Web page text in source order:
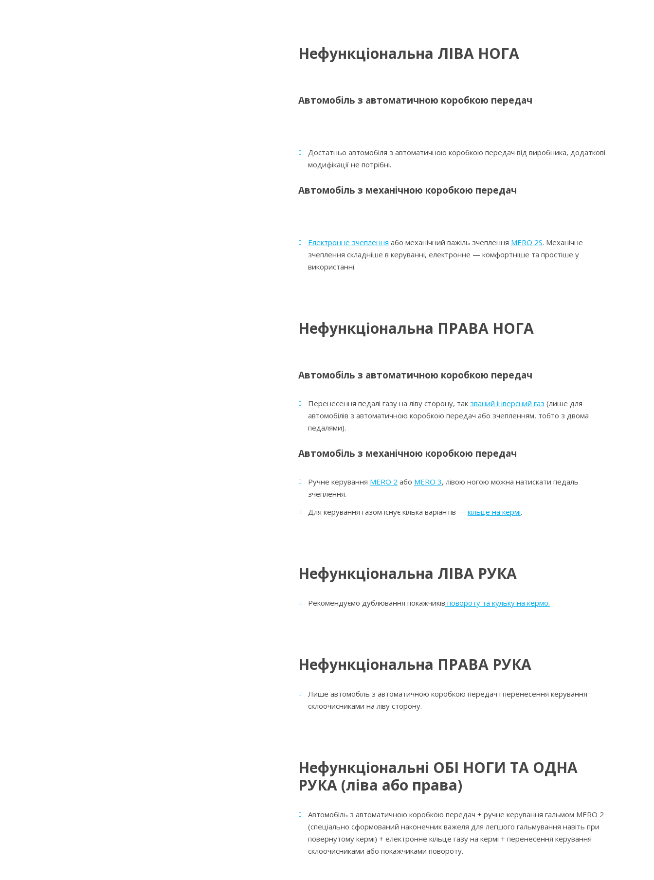
Нефункціональна ЛІВА НОГА
Автомобіль з автоматичною коробкою передач
Достатньо автомобіля з автоматичною коробкою передач від виробника, додаткові
модифікації не потрібні.
Автомобіль з механічною коробкою передач
Електронне зчеплення або механічний важіль зчеплення MERO 2S. Механічне
зчеплення складніше в керуванні, електронне — комфортніше та простіше у
використанні.
Нефункціональна ПРАВА НОГА
Автомобіль з автоматичною коробкою передач
Перенесення педалі газу на ліву сторону, так званий інверсний газ (лише для
автомобілів з автоматичною коробкою передач або зчепленням, тобто з двома
педалями).
Автомобіль з механічною коробкою передач
Ручне керування MERO 2 або MERO 3, лівою ногою можна натискати педаль
зчеплення.
Для керування газом існує кілька варіантів — кільце на кермі.
Нефункціональна ЛІВА РУКА
Рекомендуємо дублювання покажчиків повороту та кульку на кермо.
Нефункціональна ПРАВА РУКА
Лише автомобіль з автоматичною коробкою передач і перенесення керування
склоочисниками на ліву сторону.
Нефункціональні ОБІ НОГИ ТА ОДНА
РУКА (ліва або права)
Автомобіль з автоматичною коробкою передач + ручне керування гальмом MERO 2
(спеціально сформований наконечник важеля для легшого гальмування навіть при
повернутому кермі) + електронне кільце газу на кермі + перенесення керування
склоочисниками або покажчиками повороту.